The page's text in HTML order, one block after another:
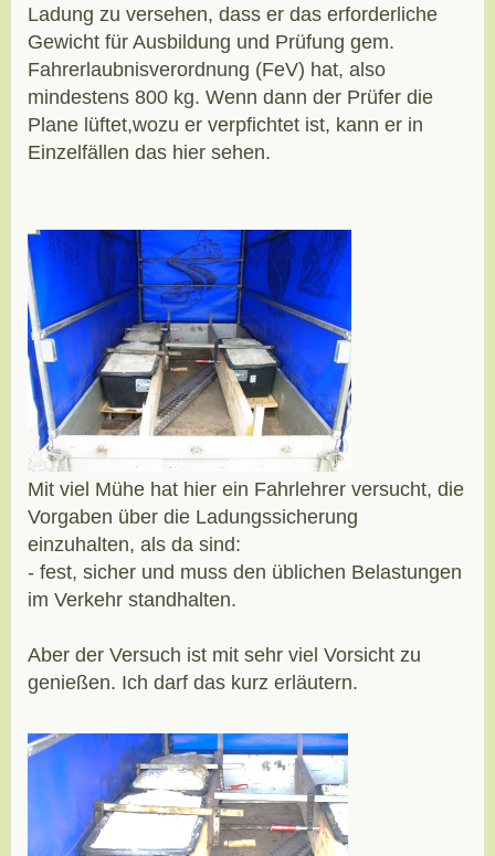
Ladung zu versehen, dass er das erforderliche
Gewicht für Ausbildung und Prüfung gem.
Fahrerlaubnisverordnung (FeV) hat, also
mindestens 800 kg. Wenn dann der Prüfer die
Plane lüftet,wozu er verpfichtet ist, kann er in
Einzelfällen das hier sehen.
Mit viel Mühe hat hier ein Fahrlehrer versucht, die
Vorgaben über die Ladungssicherung
einzuhalten, als da sind:
- fest, sicher und muss den üblichen Belastungen
im Verkehr standhalten.
Aber der Versuch ist mit sehr viel Vorsicht zu
genießen. Ich darf das kurz erläutern.